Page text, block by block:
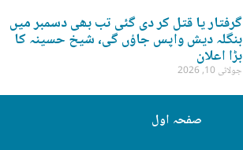
گرفتار یا قتل کر دی گئی تب بھی دسمبر میں
بنگلہ دیش واپس جاؤں گی، شیخ حسینہ کا
بڑا اعلان
جولائی 10, 2026
صفحہ اول